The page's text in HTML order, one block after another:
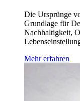
Die Ursprünge
Grundlage für
Nachhaltigkeit,
Mehr erfahren